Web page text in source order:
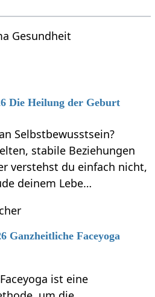
Gesundheit
Die Heilung der Geburt
Selbstbewusstsein?
stabile Beziehungen
verstehst du einfach nicht,
deinem Lebe…
Ganzheitliche Faceyoga
ist eine